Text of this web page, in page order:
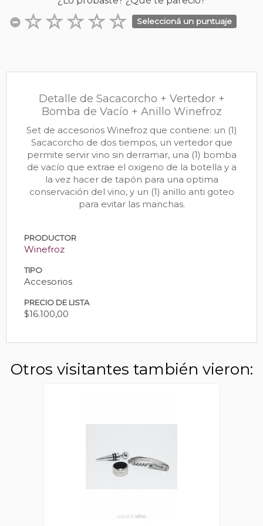
Seleccioná un puntuaje
Detalle de Sacacorcho + Vertedor +
Bomba de Vacío + Anillo Winefroz
Set de accesorios Winefroz que contiene: un (1)
Sacacorcho de dos tiempos, un vertedor que
permite servir vino sin derramar, una (1) bomba
de vacío que extrae el oxigeno de la botella y a
la vez hacer de tapón para una optima
conservación del vino, y un (1) anillo anti goteo
para evitar las manchas.
PRODUCTOR
Winefroz
TIPO
Accesorios
PRECIO DE LISTA
$16.100,00
Otros visitantes también vieron: